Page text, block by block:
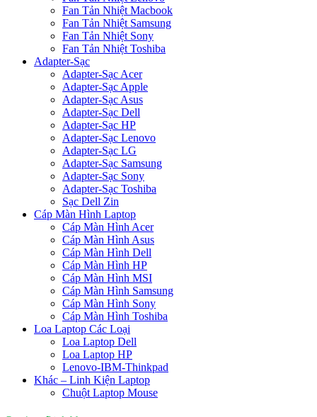
Fan Tản Nhiệt Macbook
Fan Tản Nhiệt Samsung
Fan Tản Nhiệt Sony
Fan Tản Nhiệt Toshiba
Adapter-Sạc
Adapter-Sạc Acer
Adapter-Sạc Apple
Adapter-Sạc Asus
Adapter-Sạc Dell
Adapter-Sạc HP
Adapter-Sạc Lenovo
Adapter-Sạc LG
Adapter-Sạc Samsung
Adapter-Sạc Sony
Adapter-Sạc Toshiba
Sạc Dell Zin
Cáp Màn Hình Laptop
Cáp Màn Hình Acer
Cáp Màn Hình Asus
Cáp Màn Hình Dell
Cáp Màn Hình HP
Cáp Màn Hình MSI
Cáp Màn Hình Samsung
Cáp Màn Hình Sony
Cáp Màn Hình Toshiba
Loa Laptop Các Loại
Loa Laptop Dell
Loa Laptop HP
Lenovo-IBM-Thinkpad
Khác – Linh Kiện Laptop
Chuột Laptop Mouse